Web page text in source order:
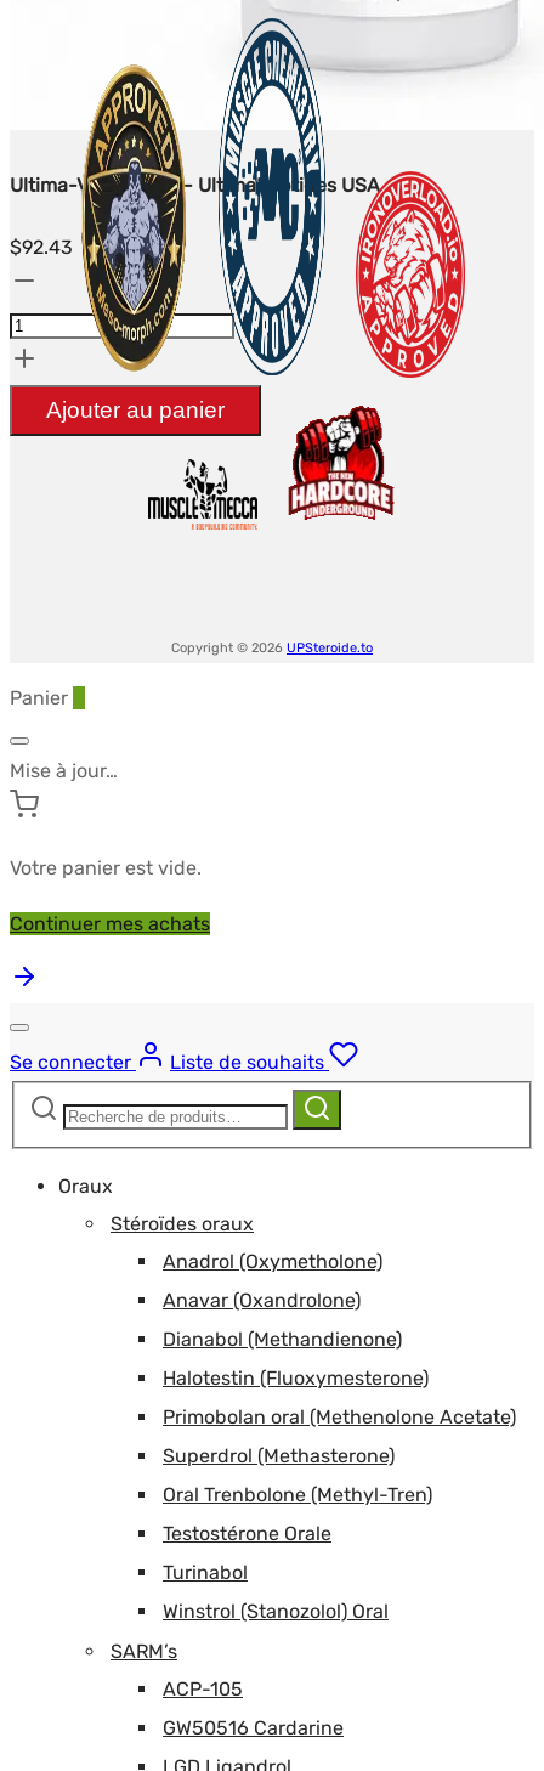
Ultima-Vilon 20mg - UltimaPeptides USA
$92.43
quantité
de
Vilon
20mg
UltimaPeptides
Ajouter au panier
Copyright © 2026 UPSteroide.to
Panier
Mise à jour…
Votre panier est vide.
Continuer mes achats
Se connecter
Liste de souhaits
Recherche
Recherche
Oraux
Stéroïdes oraux
Anadrol (Oxymetholone)
Anavar (Oxandrolone)
Dianabol (Methandienone)
Halotestin (Fluoxymesterone)
Primobolan oral (Methenolone Acetate)
Superdrol (Methasterone)
Oral Trenbolone (Methyl-Tren)
Testostérone Orale
Turinabol
Winstrol (Stanozolol) Oral
SARM’s
ACP-105
GW50516 Cardarine